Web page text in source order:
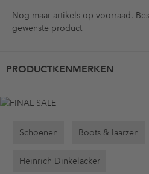
Nog maar artikels op voorraad.
gewenste product
PRODUCTKENMERKEN
Schoenen Boots & laarzen
Heinrich Dinkelacker